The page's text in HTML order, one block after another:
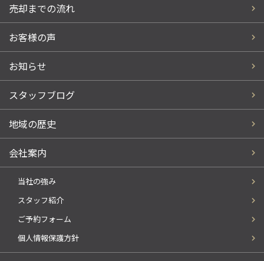
売却までの流れ
お客様の声
お知らせ
スタッフブログ
地域の歴史
会社案内
当社の強み
スタッフ紹介
ご予約フォーム
個人情報保護方針